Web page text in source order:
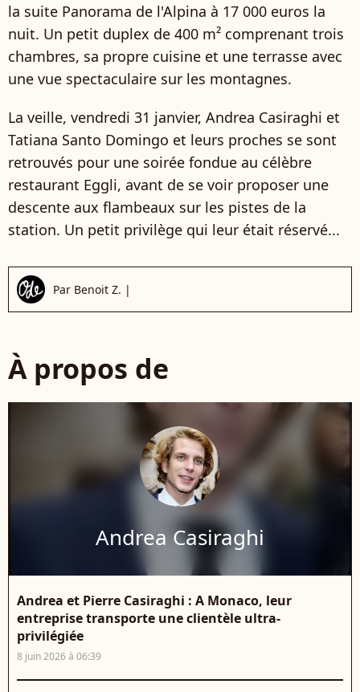
la suite Panorama de l'Alpina à 17 000 euros la
nuit. Un petit duplex de 400 m² comprenant trois
chambres, sa propre cuisine et une terrasse avec
une vue spectaculaire sur les montagnes.
La veille, vendredi 31 janvier, Andrea Casiraghi et
Tatiana Santo Domingo et leurs proches se sont
retrouvés pour une soirée fondue au célèbre
restaurant Eggli, avant de se voir proposer une
descente aux flambeaux sur les pistes de la
station. Un petit privilège qui leur était réservé...
Par Benoit Z. |
À propos de
Andrea Casiraghi
Andrea et Pierre Casiraghi : A Monaco, leur
entreprise transporte une clientèle ultra-
privilégiée
8 juin 2026 à 06:39